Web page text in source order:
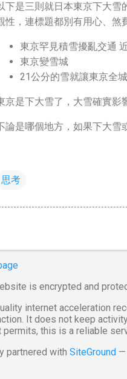
下是三則就日本東京下大雪
性，連標題都別有用心、煞
東京罕見積雪擾亂交通
東京變雪城
21公分的雪就讓東京全
京是下大雪了，大雪確實影
論是哪個地方，如果下大雪
思考
is encrypted and
internet acceleration
It does not keep
permits, this is a reliable
partnered with SiteGround—